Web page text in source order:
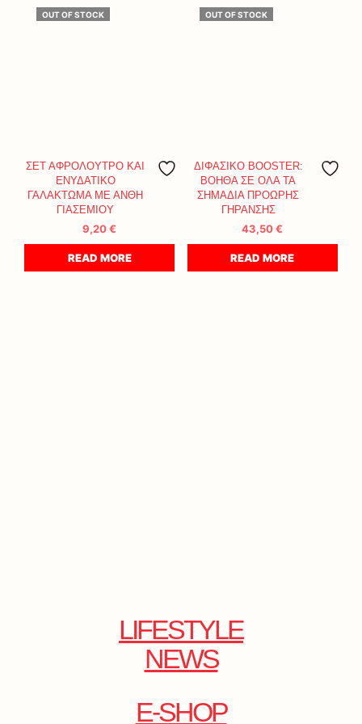
OUT OF STOCK
ΣΕΤ ΑΦΡΟΛΟΥΤΡΟ ΚΑΙ
ΕΝΥΔΑΤΙΚΟ
ΓΑΛΑΚΤΩΜΑ ΜΕ ΑΝΘΗ
ΓΙΑΣΕΜΙΟΥ
9,20€
READ MORE
OUT OF STOCK
ΔΙΦΑΣΙΚΟ BOOSTER:
ΒΟΗΘΑ ΣΕ ΟΛΑ ΤΑ
ΣΗΜΑΔΙΑ ΠΡΟΩΡΗΣ
ΓΗΡΑΝΣΗΣ
43,50€
READ MORE
LIFESTYLE
NEWS
E-SHOP